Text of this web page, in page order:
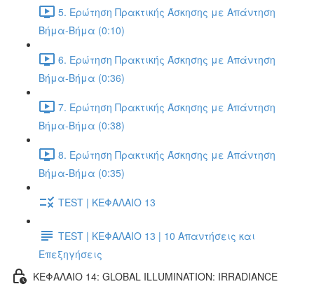
5. Ερώτηση Πρακτικής Άσκησης με Απάντηση
Βήμα-Βήμα (0:10)
6. Ερώτηση Πρακτικής Άσκησης με Απάντηση
Βήμα-Βήμα (0:36)
7. Ερώτηση Πρακτικής Άσκησης με Απάντηση
Βήμα-Βήμα (0:38)
8. Ερώτηση Πρακτικής Άσκησης με Απάντηση
Βήμα-Βήμα (0:35)
TEST | ΚΕΦΑΛΑΙΟ 13
TEST | ΚΕΦΑΛΑΙΟ 13 | 10 Απαντήσεις και
Επεξηγήσεις
ΚΕΦΑΛΑΙΟ 14: GLOBAL ILLUMINATION: IRRADIANCE